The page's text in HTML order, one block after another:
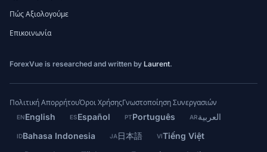
Πώς Αξιολογούμε
Επικοινωνία
ForexVue is researched and written by Laurent.
Πολιτική ΑπορρήτουΌροι ΧρήσηςΓνωστοποίηση Συνεργασιών
ENEnglish ESEspañol PTPortuguês ARالعربية
IDBahasa Indonesia JA日本語 VITiếng Việt